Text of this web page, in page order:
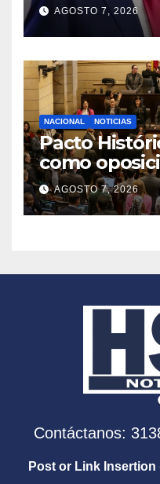
financieros
AGOSTO 7, 2026
NACIONAL NOTICIAS
Pacto
como
agenda
de Abelardo
AGOSTO 7, 2026
Contáctanos:
Post or Link Insertion